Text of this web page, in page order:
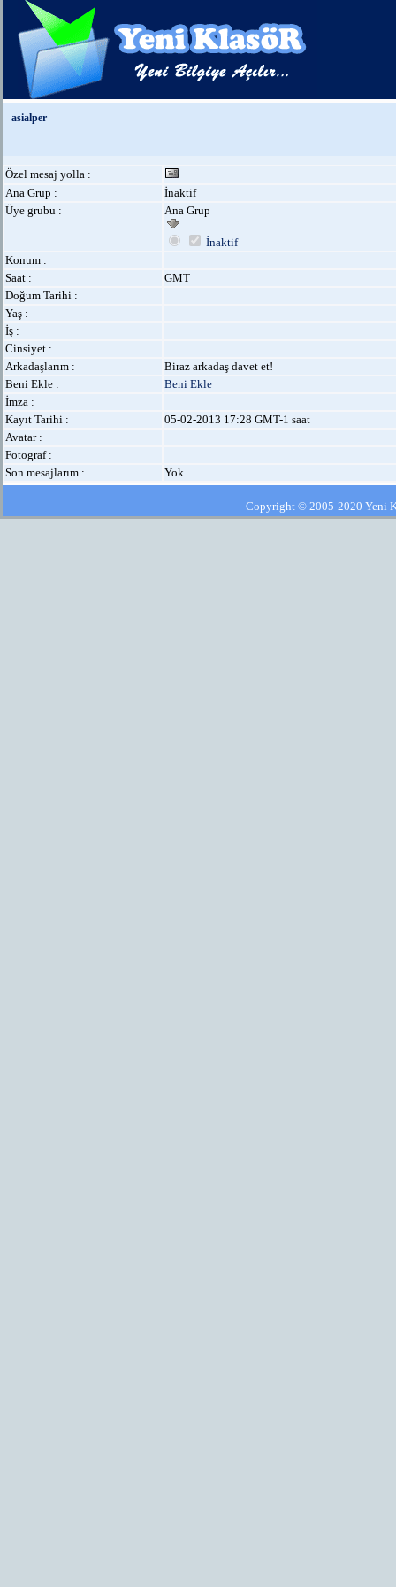
asialper
Özel mesaj yolla :
Ana Grup :
İnaktif
Üye grubu :
Ana Grup
İnaktif
Konum :
Saat :
GMT
Doğum Tarihi :
Yaş :
İş :
Cinsiyet :
Arkadaşlarım :
Biraz arkadaş davet et!
Beni Ekle :
Beni Ekle
İmza :
Kayıt Tarihi :
05-02-2013 17:28 GMT-1 saat
Avatar :
Fotograf :
Son mesajlarım :
Yok
Copyright © 2005-2020 Yeni